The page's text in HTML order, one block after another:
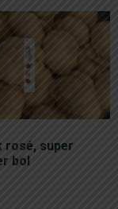
rosé, super
bol